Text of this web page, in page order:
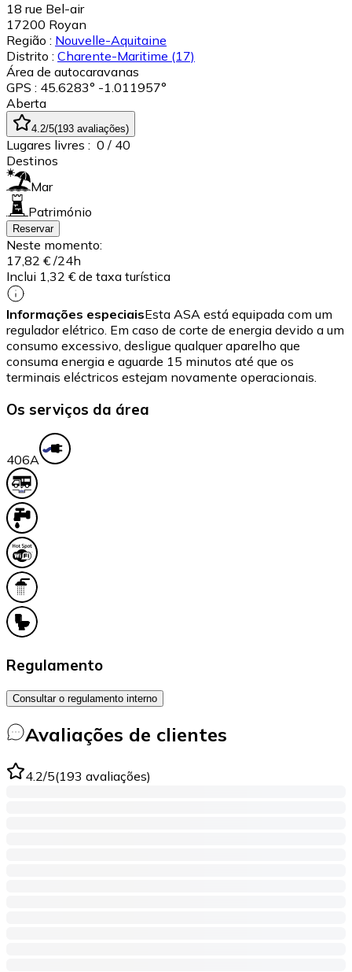
18 rue Bel-air
17200 Royan
Região : Nouvelle-Aquitaine
Distrito : Charente-Maritime (17)
Área de autocaravanas
GPS : 45.6283° -1.011957°
Aberta
4.2/5(193 avaliações)
Lugares livres : 0 / 40
Destinos
Mar
Património
Reservar
Neste momento:
17,82 € /24h
Inclui 1,32 € de taxa turística
Informações especiaisEsta ASA está equipada com um
regulador elétrico. Em caso de corte de energia devido a um
consumo excessivo, desligue qualquer aparelho que
consuma energia e aguarde 15 minutos até que os
terminais eléctricos estejam novamente operacionais.
Os serviços da área
406A
Regulamento
Consultar o regulamento interno
Avaliações de clientes
4.2/5(193 avaliações)